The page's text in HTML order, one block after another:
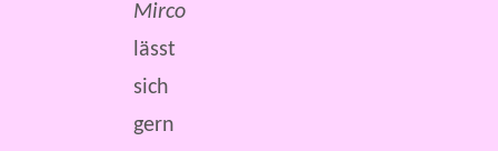
Mirco
lässt
sich
gern